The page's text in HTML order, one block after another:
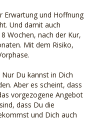
Erwartung und Hoffnung
Und damit auch
Wochen, nach der Kur,
Mit dem Risiko,
Du kannst in Dich
Aber es scheint, dass
vorgezogene Angebot
dass Du die
und Dich auch